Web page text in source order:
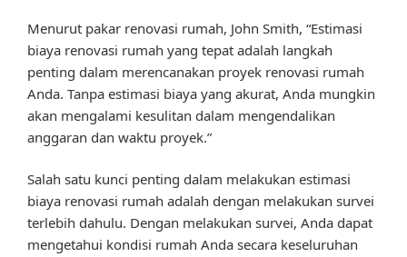
Menurut pakar renovasi rumah, John Smith, “Estimasi
biaya renovasi rumah yang tepat adalah langkah
penting dalam merencanakan proyek renovasi rumah
Anda. Tanpa estimasi biaya yang akurat, Anda mungkin
akan mengalami kesulitan dalam mengendalikan
anggaran dan waktu proyek.”
Salah satu kunci penting dalam melakukan estimasi
biaya renovasi rumah adalah dengan melakukan survei
terlebih dahulu. Dengan melakukan survei, Anda dapat
mengetahui kondisi rumah Anda secara keseluruhan